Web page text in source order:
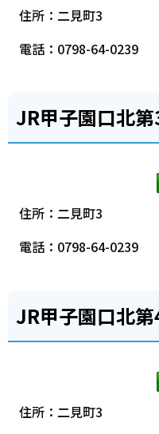
住所：二見町3
電話：0798-64-0239
JR甲子園口北
住所：二見町3
電話：0798-64-0239
JR甲子園口北
住所：二見町3